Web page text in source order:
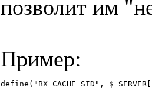
позволит им
Пример:
define("BX_CACHE_SID",